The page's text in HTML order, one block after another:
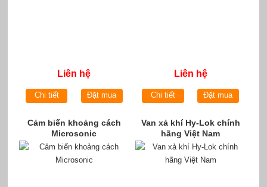
Liên hệ
Chi tiết Đặt mua
Liên hệ
Chi tiết Đặt mua
Cảm biến khoảng cách
Microsonic
Van xả khí Hy-Lok chính
hãng Việt Nam